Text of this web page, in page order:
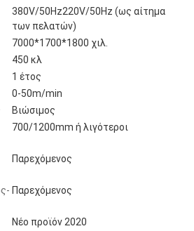
380V/50Hz220V/50Hz (ως αίτημα
των πελατών)
7000*1700*1800 χιλ.
450 κλ
1 έτος
0-50m/min
Βιώσιμος
700/1200mm ή λιγότεροι
Παρεχόμενος
Παρεχόμενος
Νέο προϊόν 2020